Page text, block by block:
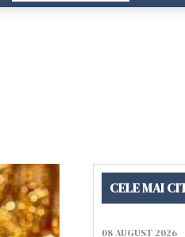
CELE MAI
08 AUGUST 2026